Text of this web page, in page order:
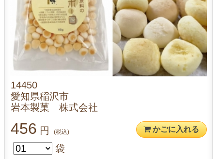
14450
愛知県稲沢市
岩本製菓 株式会社
456 円 (税込) かごに入れる
袋